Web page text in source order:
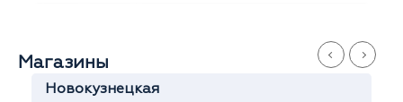
Магазины
Новокузнецкая